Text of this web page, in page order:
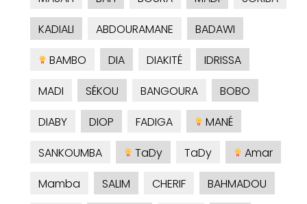
KADIALI
ABDOURAMANE
BADAWI
BAMBO
DIA DIAKITÉ
IDRISSA
MADI
SÉKOU BANGOURA
BOBO
DIABY
DIOP FADIGA
MANÉ
SANKOUMBA
TaDy TaDy
Amar
Mamba
SALIM CHERIF
BAHMADOU